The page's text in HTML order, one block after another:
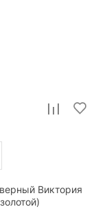
Виктория